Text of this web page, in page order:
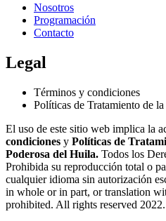
Nosotros
Programación
Contacto
Legal
Términos y condiciones
Políticas de Tratamiento de
El uso de este sitio web implica la
condiciones y Políticas de
Poderosa del Huila. Todos los
Prohibida su reproducción total o
cualquier idioma sin autorización
in whole or in part, or translation
prohibited. All rights reserved 2022.